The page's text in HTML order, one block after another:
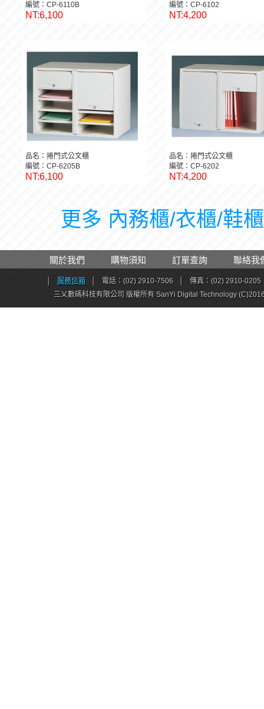
編號：CP-6110B
NT:6,100
編號：CP-6102
NT:4,200
品名：捲門式公文櫃
編號：CP-6205B
NT:6,100
品名：捲門式公文櫃
編號：CP-6202
NT:4,200
更多 內務櫃/衣櫃/鞋
關於我們 購物須知 訂單查詢 聯絡我
服務信箱 電話：(02) 2910-7506
傳真：(02) 2910-0205
三乂數碼科技有限公司 版權所有 SanYi Digital Technology